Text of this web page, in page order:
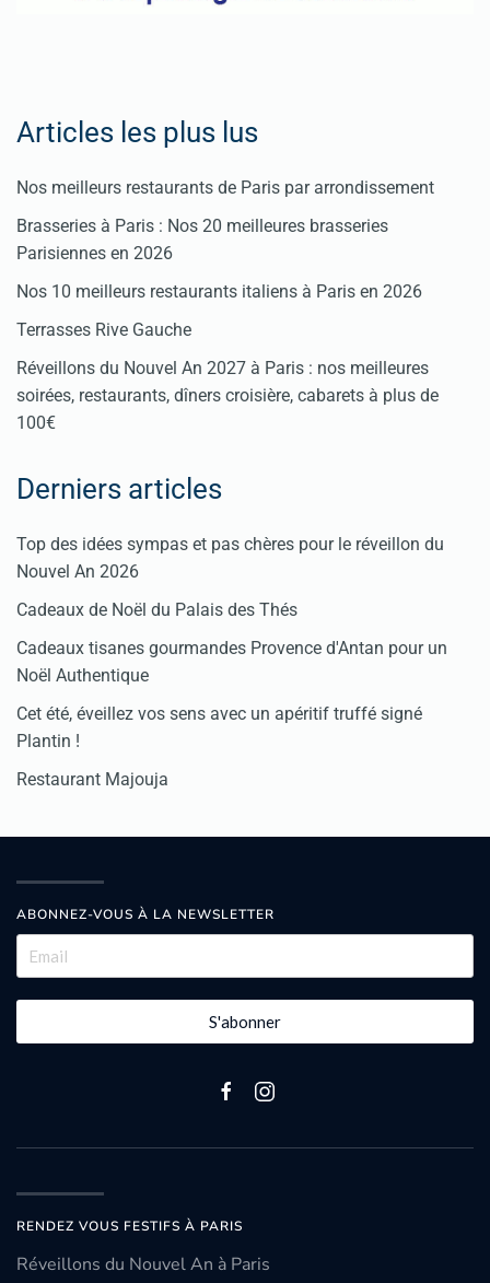
Articles les plus lus
Nos meilleurs restaurants de Paris par arrondissement
Brasseries à Paris : Nos 20 meilleures brasseries
Parisiennes en 2026
Nos 10 meilleurs restaurants italiens à Paris en 2026
Terrasses Rive Gauche
Réveillons du Nouvel An 2027 à Paris : nos meilleures
soirées, restaurants, dîners croisière, cabarets à plus de
100€
Derniers articles
Top des idées sympas et pas chères pour le réveillon du
Nouvel An 2026
Cadeaux de Noël du Palais des Thés
Cadeaux tisanes gourmandes Provence d'Antan pour un
Noël Authentique
Cet été, éveillez vos sens avec un apéritif truffé signé
Plantin !
Restaurant Majouja
ABONNEZ-VOUS À LA NEWSLETTER
S'abonner
RENDEZ VOUS FESTIFS À PARIS
Réveillons du Nouvel An à Paris